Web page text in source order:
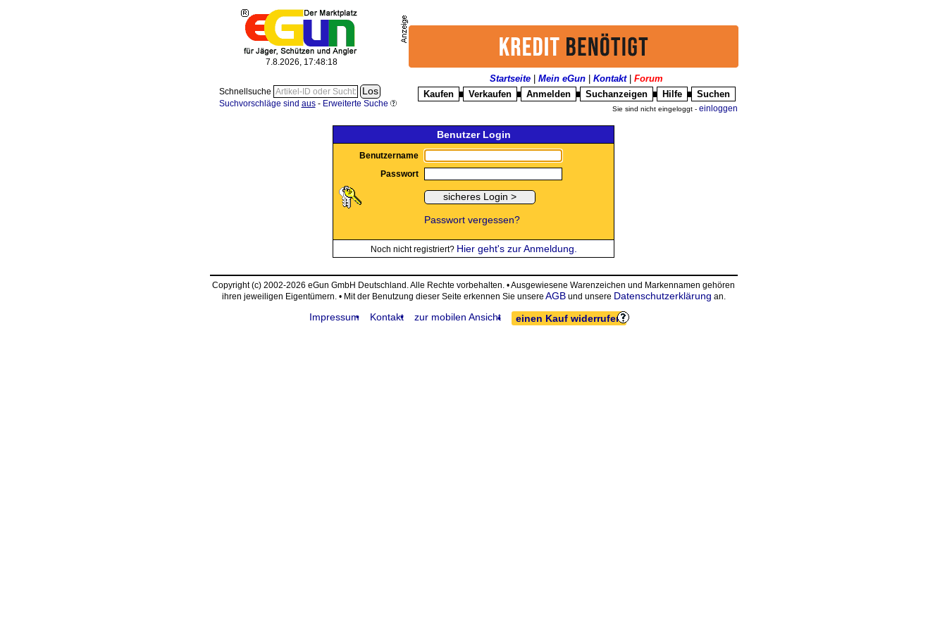
7.8.2026, 17:48:18
Schnellsuche
Suchvorschläge sind aus- Erweiterte Suche
Startseite Mein eGun Kontakt| Forum
Kaufen
Verkaufen Anmelden Suchanzeigen Hilfe Suchen
Sie sind nicht eingeloggt - einloggen
Benutzer Login
Benutzername
Passwort
Passwort vergessen?
Noch nicht registriert? Hier geht's zur Anmeldung.
Copyright (c) 2002-2026 eGun GmbH Deutschland. Alle Rechte vorbehalten. • Ausgewiesene Warenzeichen und Markennamen gehören
ihren jeweiligen Eigentümern. • Mit der Benutzung dieser Seite erkennen Sie unsere AGBund unsere Datenschutzerklärung an.
Impressum Kontakt zur mobilen Ansicht einen Kauf widerrufen